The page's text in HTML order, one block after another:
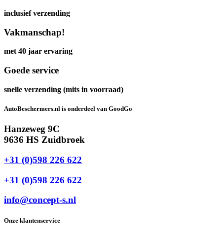
inclusief verzending
Vakmanschap!
met 40 jaar ervaring
Goede service
snelle verzending (mits in voorraad)
AutoBeschermers.nl is onderdeel van GoodGo
Hanzeweg 9C
9636 HS Zuidbroek
+31 (0)598 226 622
+31 (0)598 226 622
info@concept-s.nl
Onze klantenservice